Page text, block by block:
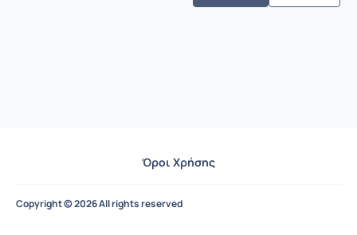
Όροι Χρήσης
Copyright © 2026 All rights reserved